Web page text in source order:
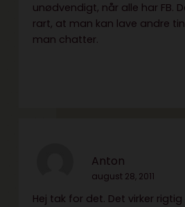
unødvendigt, når alle har FB.
rart, at man kan lave andre
man chatter.
Anton
august 28, 2011
Hej tak for det. Det virker